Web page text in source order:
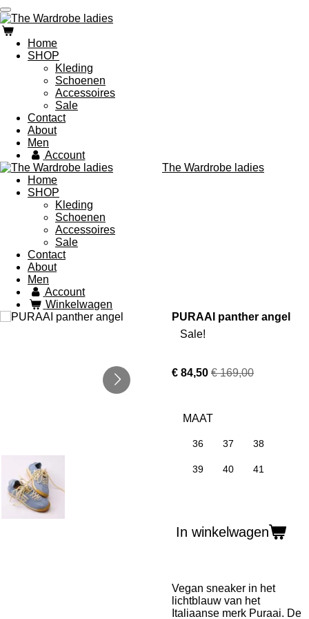
Ga
direct
naar
de
hoofdinhoud
Home
SHOP
Kleding
Schoenen
Accessoires
Sale
Contact
About
Men
Account
The Wardrobe ladies
Home
SHOP
Kleding
Schoenen
Accessoires
Sale
Contact
About
Men
Account
Winkelwagen
PURAAI panther angel
Sale!
€ 84,50 € 169,00
MAAT
36 37 38
39 40 41
In winkelwagen
Vegan sneaker in het
lichtblauw van het
Italiaanse merk Puraai. De